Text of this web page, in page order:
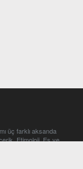
üç farklı aksanda
Etimoloji, Eş ve